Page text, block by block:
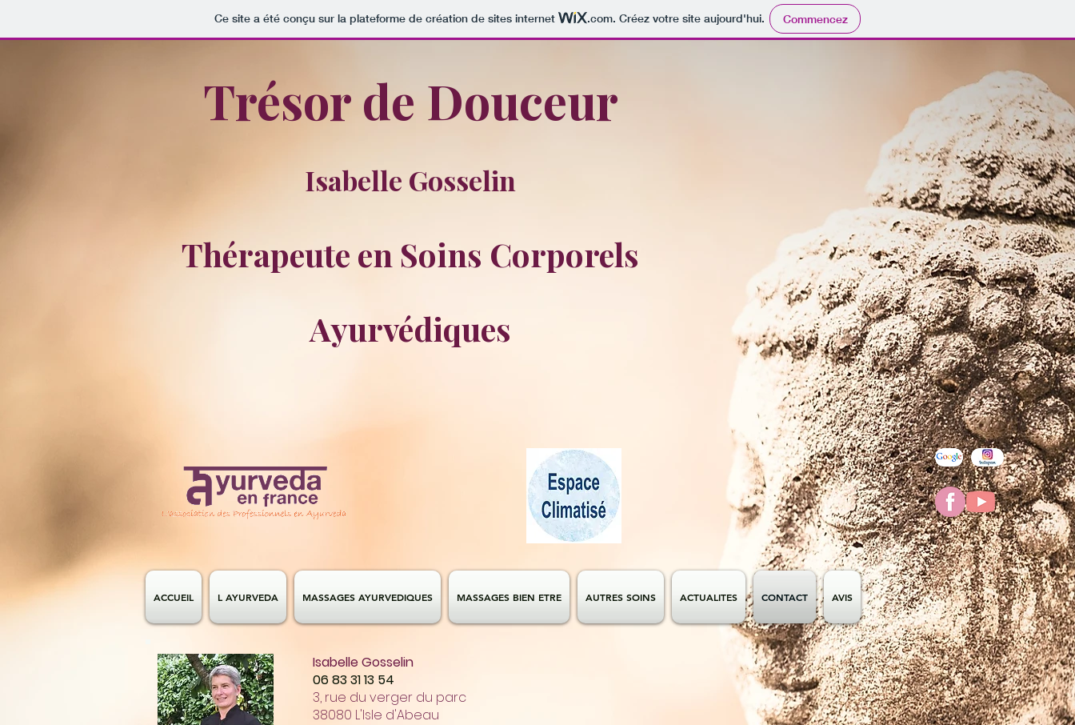
Ce site a été conçu sur la plateforme de création de sites internet .com. Créez votre site aujourd'hui. Commencez
Trésor de Douceur
Isabelle Gosselin
Thérapeute en Soins Corporels
Ayurvédiques
ACCUEIL L AYURVEDA MASSAGES AYURVEDIQUES MASSAGES BIEN ETRE AUTRES SOINS ACTUALITES CONTACT AVIS
Isabelle Gosselin
​06 83 31 13 54
3, rue du verger du parc
38080 L'Isle d'Abeau